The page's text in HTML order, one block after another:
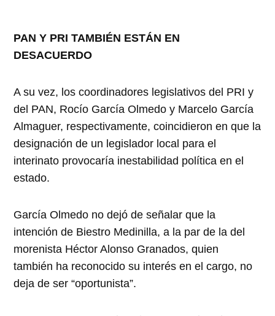
PAN Y PRI TAMBIÉN ESTÁN EN
DESACUERDO
A su vez, los coordinadores legislativos del PRI y
del PAN, Rocío García Olmedo y Marcelo García
Almaguer, respectivamente, coincidieron en que la
designación de un legislador local para el
interinato provocaría inestabilidad política en el
estado.
García Olmedo no dejó de señalar que la
intención de Biestro Medinilla, a la par de la del
morenista Héctor Alonso Granados, quien
también ha reconocido su interés en el cargo, no
deja de ser “oportunista”.